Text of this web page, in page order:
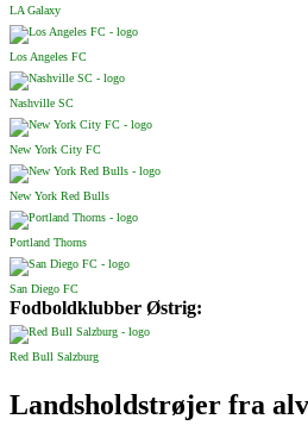
LA Galaxy
Los Angeles FC
Nashville SC
New York City FC
New York Red Bulls
Portland Thorns
San Diego FC
Fodboldklubber Østrig:
Red Bull Salzburg
Landsholdstrøjer fra